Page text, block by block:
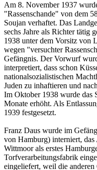
Am 8. November 1937
"Rassenschande" von dem
Soujan verhaftet. Das
sechs Jahre als Richter tätig
1938 unter dem Vorsitz von
wegen "versuchter
Gefängnis. Der Vorwurf
interpretiert, dass schon
nationalsozialistischen
Juden zu inhaftieren und
Im Oktober 1938 wurde das
Monate erhöht. Als
1939 festgesetzt.
Franz Daus wurde im
von Hamburg) interniert,
Wittmoor als erstes
Torfverarbeitungsfabrik
eingeliefert, weil die